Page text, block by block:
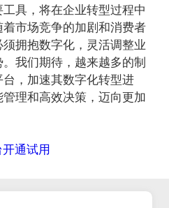
具，将在企业转型过程中
市场竞争的加剧和消费者
拥抱数字化，灵活调整业
我们期待，越来越多的制
，加速其数字化转型进
理和高效决策，迈向更加